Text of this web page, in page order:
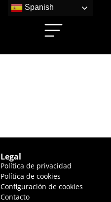
Legal
Política de privacidad
Política de cookies
Configuración de cookies
Contacto
Spanish